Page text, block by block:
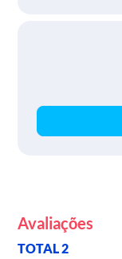
Avaliações
TOTAL 2